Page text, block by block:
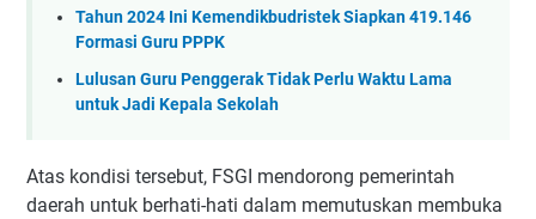
Tahun 2024 Ini Kemendikbudristek Siapkan 419.146
Formasi Guru PPPK
Lulusan Guru Penggerak Tidak Perlu Waktu Lama
untuk Jadi Kepala Sekolah
Atas kondisi tersebut, FSGI mendorong pemerintah
daerah untuk berhati-hati dalam memutuskan membuka